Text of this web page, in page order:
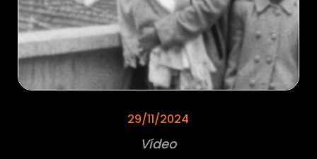
29/11/2024
Vídeo